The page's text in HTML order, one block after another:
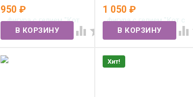
рыжий с голубыми
глазами" (86см)
В наличии
950 ₽
 
с тюльпанами и
шампанским" (117см)
В наличии
1 050₽

Хит!